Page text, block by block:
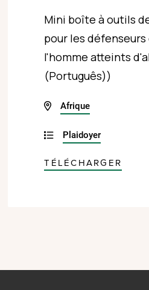
Mini boîte à outils
pour les
l'homme atteints
(Português))
Afrique
Plaidoyer
TÉLÉCHARGER